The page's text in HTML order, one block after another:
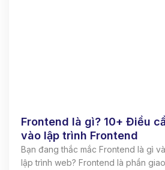
Frontend là gì? 10+ Điều
vào lập trình Frontend
Bạn đang thắc mắc Frontend là gì
lập trình web? Frontend là phần